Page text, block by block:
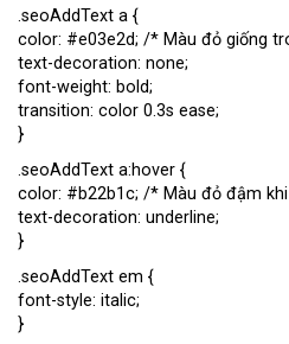
.seoAddText a {
color: #e03e2d; /* Màu đỏ giống
text-decoration: none;
font-weight: bold;
transition: color 0.3s ease;
}
.seoAddText a:hover {
color: #b22b1c; /* Màu đỏ đậm
text-decoration: underline;
}
.seoAddText em {
font-style: italic;
}